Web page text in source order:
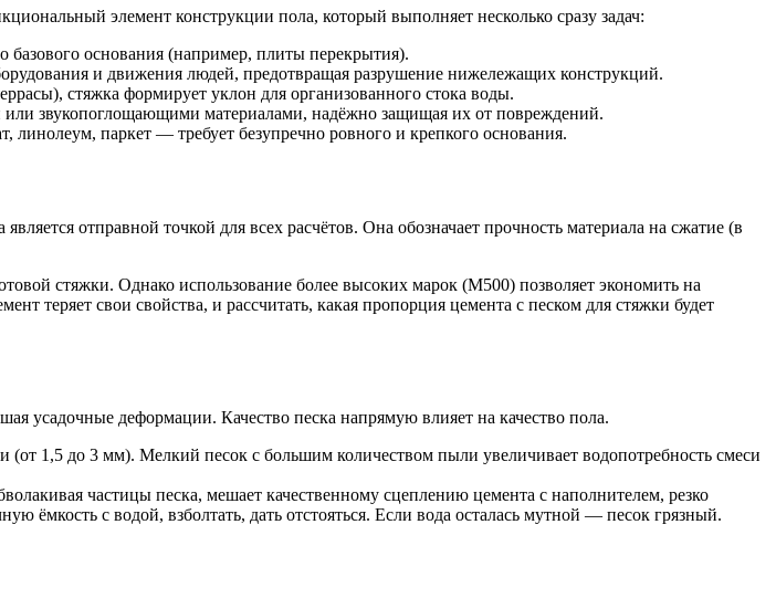
элемент конструкции пола, который выполняет несколько сразу задач:
основания (например, плиты перекрытия).
и движения людей, предотвращая разрушение нижележащих конструкций.
стяжка формирует уклон для организованного стока воды.
или звукопоглощающими материалами, надёжно защищая их от повреждений.
паркет — требует безупречно ровного и крепкого основания.
отправной точкой для всех расчётов. Она обозначает прочность материала на сжатие (в
стяжки. Однако использование более высоких марок (М500) позволяет экономить на
теряет свои свойства, и рассчитать, какая пропорция цемента с песком для стяжки будет
усадочные деформации. Качество песка напрямую влияет на качество пола.
1,5 до 3 мм). Мелкий песок с большим количеством пыли увеличивает водопотребность смеси
частицы песка, мешает качественному сцеплению цемента с наполнителем, резко
ёмкость с водой, взболтать, дать отстояться. Если вода осталась мутной — песок грязный.